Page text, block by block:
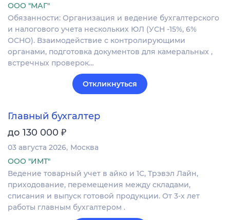
ООО "МАГ"
Обязанности: Организация и ведение бухгалтерского
и налогового учета нескольких ЮЛ (УСН -15%, 6%
ОСНО). Взаимодействие с контролирующими
органами, подготовка документов для камеральных ,
встречных проверок…
Откликнуться
Главный бухгалтер
до 130 000 ₽
03 августа 2026 Москва
ООО "ИМТ"
Ведение товарный учет в айко и 1С, Трэвэл Лайн,
приходование, перемещения между складами,
списания и выпуск готовой продукции. От 3-х лет
работы главным бухгалтером .